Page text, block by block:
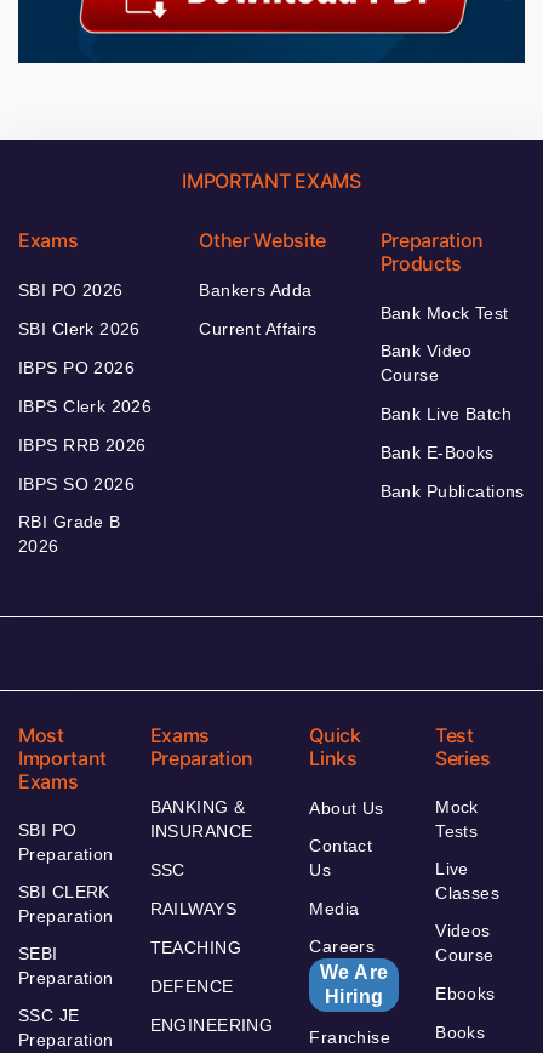
IMPORTANT EXAMS
Exams
SBI PO 2026
SBI Clerk 2026
IBPS PO 2026
IBPS Clerk 2026
IBPS RRB 2026
IBPS SO 2026
RBI Grade B
2026
Other Website
Bankers Adda
Current Affairs
Preparation
Products
Bank Mock Test
Bank Video
Course
Bank Live Batch
Bank E-Books
Bank Publications
Most
Important
Exams
SBI PO
Preparation
SBI CLERK
Preparation
SEBI
Preparation
SSC JE
Preparation
Exams
Preparation
BANKING &
INSURANCE
SSC
RAILWAYS
TEACHING
DEFENCE
ENGINEERING
Quick
Links
About Us
Contact
Us
Media
Careers
We Are
Hiring
Franchise
Test
Series
Mock
Tests
Live
Classes
Videos
Course
Ebooks
Books